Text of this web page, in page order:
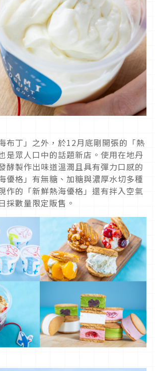
布丁」之外，於12月底剛開張的「熱
是眾人口中的話題新店。使用在地丹
酵製作出味道溫潤且具有彈力口感的
優格」有無糖、加糖與濃厚水切多種
作的「新鮮熱海優格」還有拌入空氣
採數量限定販售。